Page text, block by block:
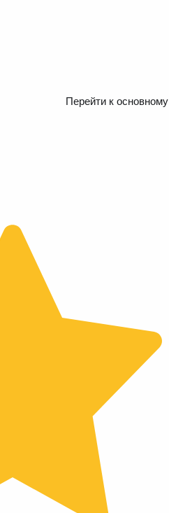
Перейти к основному